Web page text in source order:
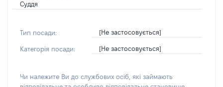
Суддя
Тип посади: [Не застосовується]
Категорія посади: [Не застосовується]
Чи належите Ви до службових осіб, які займають